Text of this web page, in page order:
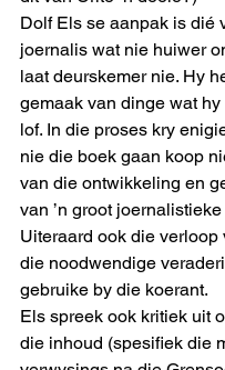
Dolf Els se aanpak is dié
joernalis wat nie huiwer
laat deurskemer nie. Hy
gemaak van dinge wat
lof. In die proses kry
nie die boek gaan koop
van die ontwikkeling en
van ’n groot
Uiteraard ook die verloop
die noodwendige
gebruike by die koerant.
Els spreek ook kritiek uit
die inhoud (spesifiek die